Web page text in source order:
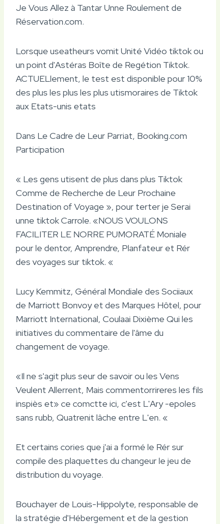
Je Vous Allez à Tantar Unne Roulement de
Réservation.com.
Lorsque useatheurs vomit Unité Vidéo tiktok ou
un point d'Astéras Boîte de Regétion Tiktok.
ACTUELlement, le test est disponible pour 10%
des plus les plus les plus utismoraires de Tiktok
aux Etats-unis etats
Dans Le Cadre de Leur Parriat, Booking.com
Participation
« Les gens utisent de plus dans plus Tiktok
Comme de Recherche de Leur Prochaine
Destination of Voyage », pour terter je Serai
unne tiktok Carrole. «NOUS VOULONS
FACILITER LE NORRE PUMORATÉ Moniale
pour le dentor, Amprendre, Planfateur et Rér
des voyages sur tiktok. «
Lucy Kemmitz, Général Mondiale des Sociiaux
de Marriott Bonvoy et des Marques Hôtel, pour
Marriott International, Coulaai Dixième Qui les
initiatives du commentaire de l'âme du
changement de voyage.
«Il ne s'agit plus seur de savoir ou les Vens
Veulent Allerrent, Mais commentorrireres les fils
inspiès et» ce comctte ici, c'est L'Ary -epoles
sans rubb, Quatrenit lâche entre L'en. «
Et certains cories que j'ai a formé le Rér sur
compile des plaquettes du changeur le jeu de
distribution du voyage.
Bouchayer de Louis-Hippolyte, responsable de
la stratégie d'Hébergement et de la gestion